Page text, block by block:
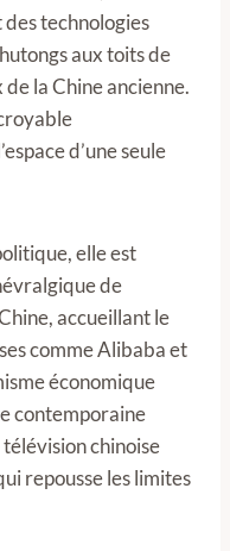
technologies
aux toits de
la Chine ancienne.
d’une seule
elle est
de
accueillant le
comme Alibaba et
économique
contemporaine
chinoise
repousse les limites